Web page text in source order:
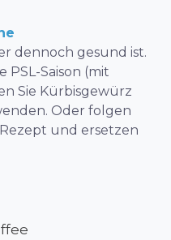
dennoch gesund ist.
PSL-Saison (mit
Sie Kürbisgewürz
Oder folgen
und ersetzen